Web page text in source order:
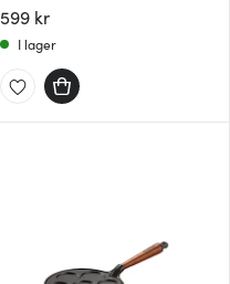
599 kr
I lager